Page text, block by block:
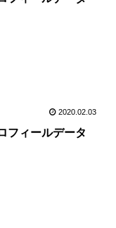
2020.02.03
フィールデータ